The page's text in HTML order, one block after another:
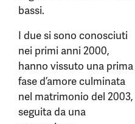
bassi.
I due si sono conosciuti
nei primi anni 2000,
hanno vissuto una prima
fase d’amore culminata
nel matrimonio del 2003,
seguita da una